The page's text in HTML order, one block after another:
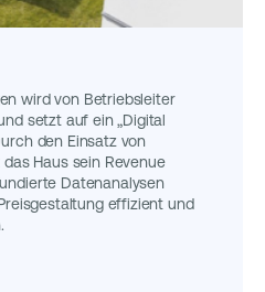
wird von Betriebsleiter
setzt auf ein „Digital
den Einsatz von
Haus sein Revenue
Datenanalysen
effizient und